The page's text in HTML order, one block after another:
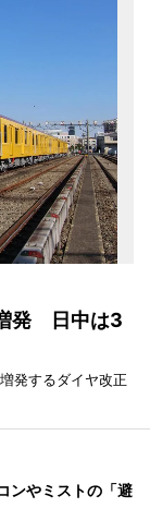
発 日中は3
発するダイヤ改正
ンやミストの「避